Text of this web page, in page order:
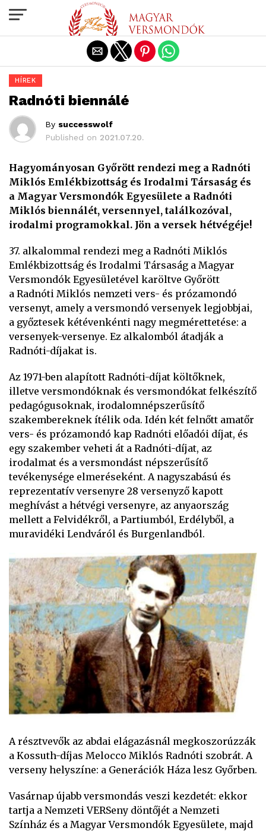
HÍREK
Radnóti biennálé
By successwolf
Published on 2021.07.20.
Hagyományosan Győrött rendezi meg a Radnóti
Miklós Emlékbizottság és Irodalmi Társaság és
a Magyar Versmondók Egyesülete a Radnóti
Miklós biennálét, versennyel, találkozóval,
irodalmi programokkal. Jön a versek hétvégéje!
37. alkalommal rendezi meg a Radnóti Miklós
Emlékbizottság és Irodalmi Társaság a Magyar
Versmondók Egyesületével karöltve Győrött
a Radnóti Miklós nemzeti vers- és prózamondó
versenyt, amely a versmondó versenyek legjobbjai,
a győztesek kétévenkénti nagy megmérettetése: a
versenyek-versenye. Ez alkalomból átadják a
Radnóti-díjakat is.
Az 1971-ben alapított Radnóti-díjat költőknek,
illetve versmondóknak és versmondókat felkészítő
pedagógusoknak, irodalomnépszerűsítő
szakembereknek ítélik oda. Idén két felnőtt amatőr
vers- és prózamondó kap Radnóti előadói díjat, és
egy szakember veheti át a Radnóti-díjat, az
irodalmat és a versmondást népszerűsítő
tevékenysége elmeréseként. A nagyszabású és
reprezentatív versenyre 28 versenyző kapott
meghívást a hétvégi versenyre, az anyaország
mellett a Felvidékről, a Partiumból, Erdélyből, a
muravidéki Lendváról és Burgenlandból.
A résztvevők az abdai elágazásnál megkoszorúzzák
a Kossuth-díjas Melocco Miklós Radnóti szobrát. A
verseny helyszíne: a Generációk Háza lesz Győrben.
Vasárnap újabb versmondás veszi kezdetét: ekkor
tartja a Nemzeti VERSeny döntőjét a Nemzeti
Színház és a Magyar Versmondók Egyesülete, majd
Exit mobile version